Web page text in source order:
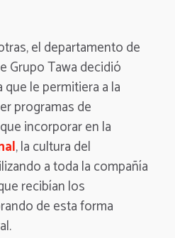
el departamento de
Grupo Tawa decidió
le permitiera a la
programas de
incorporar en la
, la cultura del
a toda la compañía
recibían los
de esta forma